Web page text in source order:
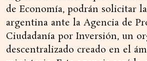
de Economía, podrán solicitar
argentina ante la Agencia de
Ciudadanía por Inversión, un
descentralizado creado en el